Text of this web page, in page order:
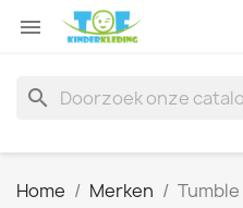

search
Home Merken